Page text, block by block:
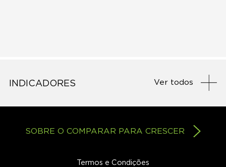
INDICADORES Ver todos
SOBRE O COMPARAR PARA CRESCER
Termos e Condições